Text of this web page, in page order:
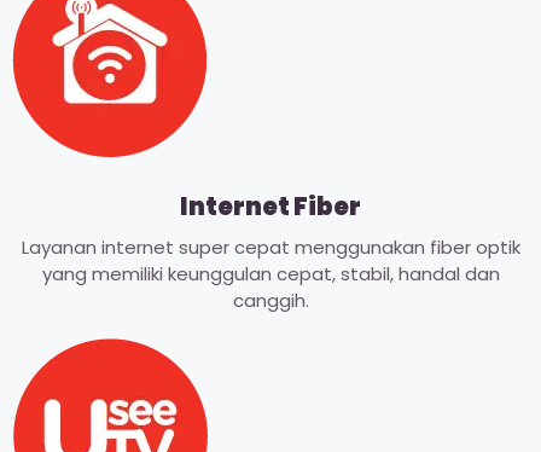
Internet Fiber
Layanan internet super cepat menggunakan fiber optik
yang memiliki keunggulan cepat, stabil, handal dan
canggih.